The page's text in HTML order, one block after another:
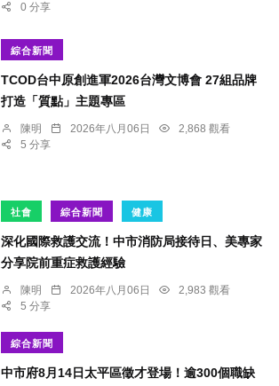
0 分享
綜合新聞
TCOD台中原創進軍2026台灣文博會 27組品牌
打造「質點」主題專區
陳明 2026年八月06日
2,868 觀看
5 分享
社會 綜合新聞 健康
深化國際救護交流！中市消防局接待日、美專家
分享院前重症救護經驗
陳明 2026年八月06日
2,983 觀看
5 分享
綜合新聞
中市府8月14日太平區徵才登場！逾300個職缺